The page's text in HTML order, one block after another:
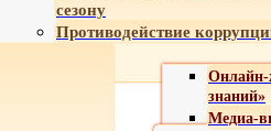
сезону
Противодействие
Онлайн-
знаний»
Медиа-